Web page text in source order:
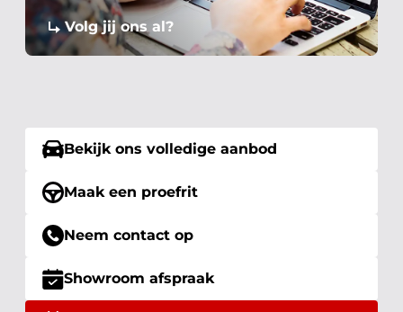
Volg jij ons al?
Bekijk ons volledige aanbod
Maak een proefrit
Neem contact op
Showroom afspraak